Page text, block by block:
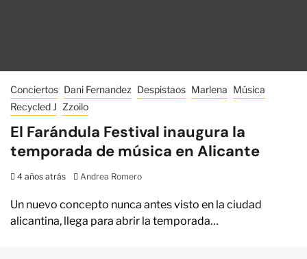
Conciertos Dani Fernandez Despistaos Marlena Música
Recycled J Zzoilo
El Farándula Festival inaugura la
temporada de música en Alicante
4 años atrás Andrea Romero
Un nuevo concepto nunca antes visto en la ciudad
alicantina, llega para abrir la temporada…